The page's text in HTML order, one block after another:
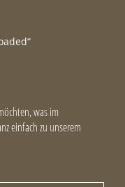
was im
einfach zu unserem